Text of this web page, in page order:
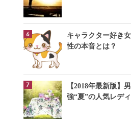
キャラクター好き
性の本音とは？
【2018年最新版】
強“夏”の人気レデ